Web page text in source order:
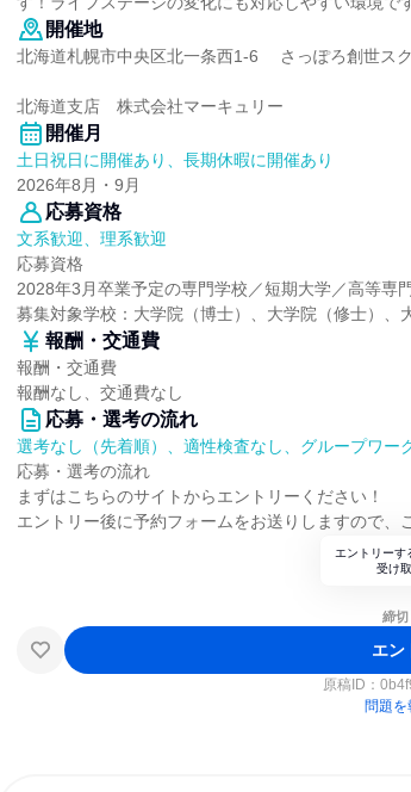
開催地
北海道札幌市中央区北一条西1-6 さっぽろ創世ス
北海道支店 株式会社マーキュリー
開催月
土日祝日に開催あり、長期休暇に開催あり
2026年8月・9月
応募資格
文系歓迎、理系歓迎
応募資格
2028年3月卒業予定の専門学校／短期大学／高等専
募集対象学校：大学院（博士）、大学院（修士）、
報酬・交通費
報酬・交通費
報酬なし、交通費なし
応募・選考の流れ
選考なし（先着順）、適性検査なし、グループワー
応募・選考の流れ
まずはこちらのサイトからエントリーください！
エントリー後に予約フォームをお送りしますので、
エントリーす
受け
締切
エン
原稿ID：
問題を